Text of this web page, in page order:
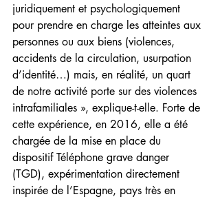
juridiquement et psychologiquement
pour prendre en charge les atteintes aux
personnes ou aux biens (violences,
accidents de la circulation, usurpation
d’identité…) mais, en réalité, un quart
de notre activité porte sur des violences
intrafamiliales », explique-t-elle. Forte de
cette expérience, en 2016, elle a été
chargée de la mise en place du
dispositif Téléphone grave danger
(TGD), expérimentation directement
inspirée de l’Espagne, pays très en